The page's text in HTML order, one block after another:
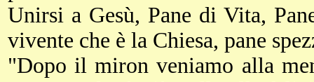
Unirsi a Gesù, Pane di Vita,
vivente che è la Chiesa, pane
"Dopo il miron veniamo alla